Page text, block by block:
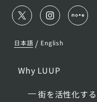
日本語 / English
Why LUUP
街を活性化す